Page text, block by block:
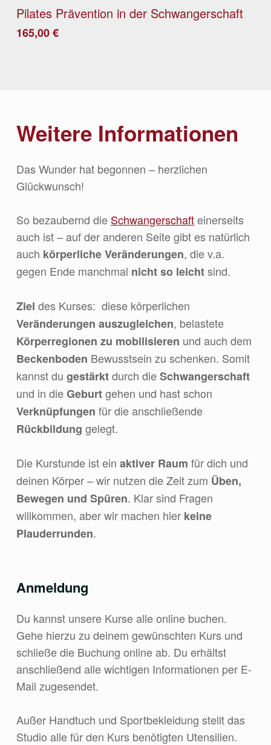
Details
Pilates Prävention in der Schwangerschaft
165,00€
Weitere Informationen
Das Wunder hat begonnen – herzlichen
Glückwunsch!
So bezaubernd die Schwangerschafteinerseits
auch ist – auf der anderen Seite gibt es natürlich
auch körperliche Veränderungen, die v.a.
gegen Ende manchmal nicht so leichtsind.
Ziel des Kurses: diese körperlichen
Veränderungen auszugleichen, belastete
Körperregionen zu mobilisieren und auch dem
Beckenboden Bewusstsein zu schenken. Somit
kannst du gestärktdurch dieSchwangerschaft
und in dieGeburtgehen und hast schon
Verknüpfungen für die anschließende
Rückbildung gelegt.
Die Kurstunde ist ein aktiver Raum für dich und
deinen Körper – wir nutzen die Zeit zum Üben,
Bewegen und Spüren. Klar sind Fragen
willkommen, aber wir machen hier keine
Plauderrunden.
Anmeldung
Du kannst unsere Kurse alle online buchen.
Gehe hierzu zu deinem gewünschten Kurs und
schließe die Buchung online ab. Du erhältst
anschließend alle wichtigen Informationen per E-
Mail zugesendet.
Außer Handtuch und Sportbekleidung stellt das
Studio alle für den Kurs benötigten Utensilien.